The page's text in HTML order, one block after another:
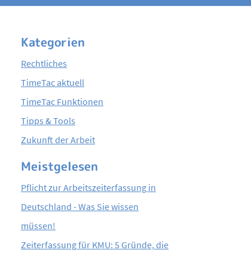
Kategorien
Rechtliches
TimeTac aktuell
TimeTac Funktionen
Tipps & Tools
Zukunft der Arbeit
Meistgelesen
Pflicht zur Arbeitszeiterfassung in
Deutschland - Was Sie wissen
müssen!
Zeiterfassung für KMU: 5 Gründe, die